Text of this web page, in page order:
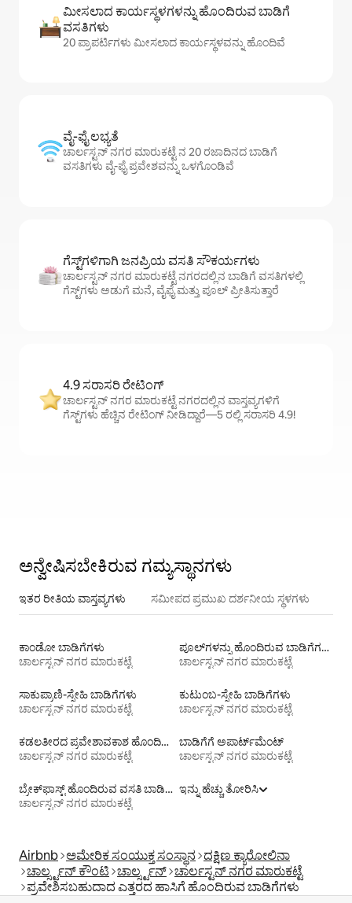
ಮೀಸಲಾದ ಕಾರ್ಯಸ್ಥಳಗಳನ್ನು ಹೊಂದಿರುವ ಬಾಡಿಗೆ
ವಸತಿಗಳು
20 ಪ್ರಾಪರ್ಟಿಗಳು ಮೀಸಲಾದ ಕಾರ್ಯಸ್ಥಳವನ್ನು ಹೊಂದಿವೆ
ವೈ-ಫೈ ಲಭ್ಯತೆ
ಚಾರ್ಲಸ್ಟನ್ ನಗರ ಮಾರುಕಟ್ಟೆ ನ 20 ರಜಾದಿನದ ಬಾಡಿಗೆ
ವಸತಿಗಳು ವೈ-ಫೈ ಪ್ರವೇಶವನ್ನು ಒಳಗೊಂಡಿವೆ
ಗೆಸ್ಟ್‌ಗಳಿಗಾಗಿ ಜನಪ್ರಿಯ ವಸತಿ ಸೌಕರ್ಯಗಳು
ಚಾರ್ಲಸ್ಟನ್ ನಗರ ಮಾರುಕಟ್ಟೆ ನಗರದಲ್ಲಿನ ಬಾಡಿಗೆ ವಸತಿಗಳಲ್ಲಿ
ಗೆಸ್ಟ್‌ಗಳು ಅಡುಗೆ ಮನೆ, ವೈಫೈ ಮತ್ತು ಪೂಲ್ ಪ್ರೀತಿಸುತ್ತಾರೆ
4.9 ಸರಾಸರಿ ರೇಟಿಂಗ್
ಚಾರ್ಲಸ್ಟನ್ ನಗರ ಮಾರುಕಟ್ಟೆ ನಗರದಲ್ಲಿನ ವಾಸ್ತವ್ಯಗಳಿಗೆ
ಗೆಸ್ಟ್‌ಗಳು ಹೆಚ್ಚಿನ ರೇಟಿಂಗ್ ನೀಡಿದ್ದಾರೆ—5 ರಲ್ಲಿ ಸರಾಸರಿ 4.9!
ಅನ್ವೇಷಿಸಬೇಕಿರುವ ಗಮ್ಯಸ್ಥಾನಗಳು
ಇತರ ರೀತಿಯ ವಾಸ್ತವ್ಯಗಳು ಸಮೀಪದ ಪ್ರಮುಖ ದರ್ಶನೀಯ ಸ್ಥಳಗಳು
ಕಾಂಡೋ ಬಾಡಿಗೆಗಳು
ಚಾರ್ಲಸ್ಟನ್ ನಗರ ಮಾರುಕಟ್ಟೆ
ಪೂಲ್‍ಗಳನ್ನು ಹೊಂದಿರುವ ಬಾಡಿಗೆಗಳು
ಚಾರ್ಲಸ್ಟನ್ ನಗರ ಮಾರುಕಟ್ಟೆ
ಸಾಕುಪ್ರಾಣಿ-ಸ್ನೇಹಿ ಬಾಡಿಗೆಗಳು
ಚಾರ್ಲಸ್ಟನ್ ನಗರ ಮಾರುಕಟ್ಟೆ
ಕುಟುಂಬ-ಸ್ನೇಹಿ ಬಾಡಿಗೆಗಳು
ಚಾರ್ಲಸ್ಟನ್ ನಗರ ಮಾರುಕಟ್ಟೆ
ಕಡಲತೀರದ ಪ್ರವೇಶಾವಕಾಶ ಹೊಂದಿರುವ ವಸತಿ ಬಾಡಿಗೆಗಳು
ಚಾರ್ಲಸ್ಟನ್ ನಗರ ಮಾರುಕಟ್ಟೆ
ಬಾಡಿಗೆಗೆ ಅಪಾರ್ಟ್‌ಮೆಂಟ್‌
ಚಾರ್ಲಸ್ಟನ್ ನಗರ ಮಾರುಕಟ್ಟೆ
ಬ್ರೇಕ್‍‍ಫಾಸ್ಟ್ ಹೊಂದಿರುವ ವಸತಿ ಬಾಡಿಗೆಗಳು
ಚಾರ್ಲಸ್ಟನ್ ನಗರ ಮಾರುಕಟ್ಟೆ
ಇನ್ನು ಹೆಚ್ಚು ತೋರಿಸಿ
Airbnb ಅಮೇರಿಕ ಸಂಯುಕ್ತ ಸಂಸ್ಥಾನ ದಕ್ಷಿಣ ಕ್ಯಾರೋಲಿನಾ
ಚಾರ್ಲ್ಸ್ಟನ್ ಕೌಂಟಿ ಚಾರ್ಲ್ಸ್ಟನ್ ಚಾರ್ಲಸ್ಟನ್ ನಗರ ಮಾರುಕಟ್ಟೆ
ಪ್ರವೇಶಿಸಬಹುದಾದ ಎತ್ತರದ ಹಾಸಿಗೆ ಹೊಂದಿರುವ ಬಾಡಿಗೆಗಳು